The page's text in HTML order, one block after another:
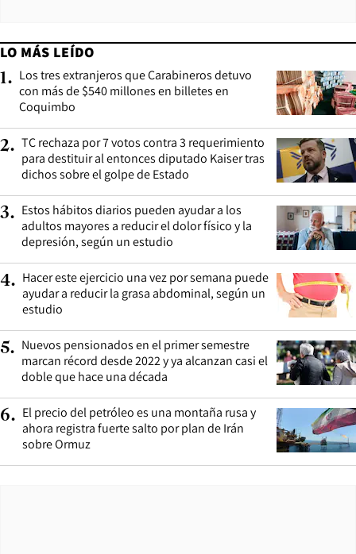
LO MÁS LEÍDO
1. Los tres extranjeros que Carabineros detuvo
con más de $540 millones en billetes en
Coquimbo
2. TC rechaza por 7 votos contra 3 requerimiento
para destituir al entonces diputado Kaiser tras
dichos sobre el golpe de Estado
3. Estos hábitos diarios pueden ayudar a los
adultos mayores a reducir el dolor físico y la
depresión, según un estudio
4. Hacer este ejercicio una vez por semana puede
ayudar a reducir la grasa abdominal, según un
estudio
5. Nuevos pensionados en el primer semestre
marcan récord desde 2022 y ya alcanzan casi el
doble que hace una década
6. El precio del petróleo es una montaña rusa y
ahora registra fuerte salto por plan de Irán
sobre Ormuz